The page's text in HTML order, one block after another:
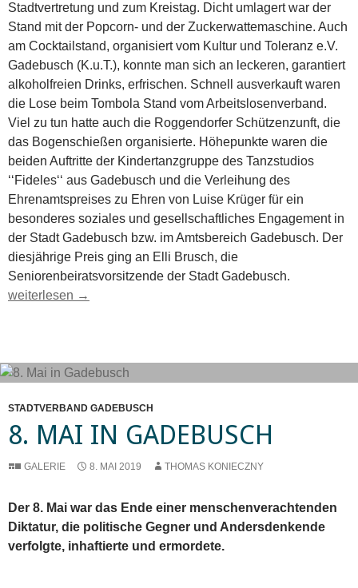
Stadtvertretung und zum Kreistag. Dicht umlagert war der
Stand mit der Popcorn- und der Zuckerwattemaschine. Auch
am Cocktailstand, organisiert vom Kultur und Toleranz e.V.
Gadebusch (K.u.T.), konnte man sich an leckeren, garantiert
alkoholfreien Drinks, erfrischen. Schnell ausverkauft waren
die Lose beim Tombola Stand vom Arbeitslosenverband.
Viel zu tun hatte auch die Roggendorfer Schützenzunft, die
das Bogenschießen organisierte. Höhepunkte waren die
beiden Auftritte der Kindertanzgruppe des Tanzstudios
‘‘Fideles‘‘ aus Gadebusch und die Verleihung des
Ehrenamtspreises zu Ehren von Luise Krüger für ein
besonderes soziales und gesellschaftliches Engagement in
der Stadt Gadebusch bzw. im Amtsbereich Gadebusch. Der
diesjährige Preis ging an Elli Brusch, die
Seniorenbeiratsvorsitzende der Stadt Gadebusch.
Alle Jahre wieder und doch etwas anders…
weiterlesen →
STADTVERBAND GADEBUSCH
8. MAI IN GADEBUSCH
GALERIE 8. MAI 2019 THOMAS KONIECZNY
Der 8. Mai war das Ende einer menschenverachtenden
Diktatur, die politische Gegner und Andersdenkende
verfolgte, inhaftierte und ermordete.